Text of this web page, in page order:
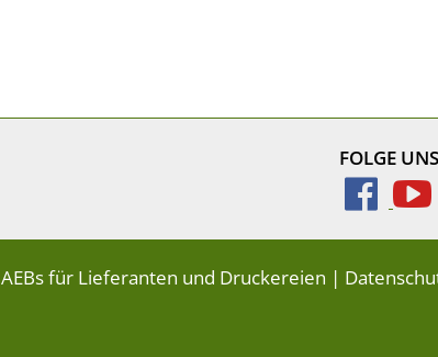
FOLGE
AEBs für Lieferanten und Druckereien |